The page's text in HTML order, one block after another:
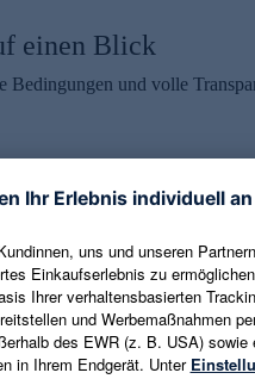
einen Blick
Bedingungen und volle
erhalten
und aktuelle Trends,
Als Dankeschön
Abmeldung ist jederzeit in